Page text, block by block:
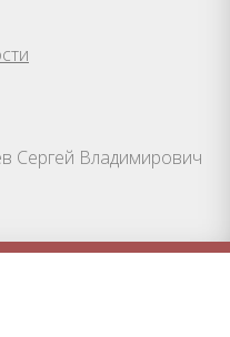
Сергей Владимирович